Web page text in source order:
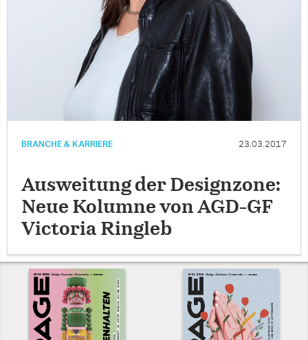
BRANCHE & KARRIERE 23.03.2017
Ausweitung der Designzone:
Neue Kolumne von AGD-GF
Victoria Ringleb